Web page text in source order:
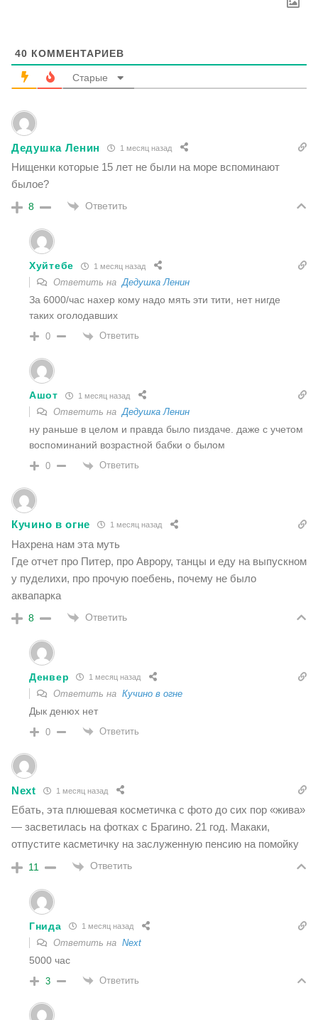
40 КОММЕНТАРИЕВ
Старые
Дедушка Ленин 1 месяц назад
Нищенки которые 15 лет не были на море вспоминают
былое?
8 Ответить
Хуйтебе 1 месяц назад
Ответить наДедушка Ленин
За 6000/час нахер кому надо мять эти тити, нет нигде
таких оголодавших
0 Ответить
Ашот 1 месяц назад
Ответить наДедушка Ленин
ну раньше в целом и правда было пиздаче. даже с учетом
воспоминаний возрастной бабки о былом
0 Ответить
Кучино в огне 1 месяц назад
Нахрена нам эта муть
Где отчет про Питер, про Аврору, танцы и еду на выпускном
у пуделихи, про прочую поебень, почему не было
аквапарка
8 Ответить
Денвер 1 месяц назад
Ответить на Кучино в огне
Дык денюх нет
0 Ответить
Neхt 1 месяц назад
Ебать, эта плюшевая косметичка с фото до сих пор «жива»
— засветилась на фотках с Брагино. 21 год. Макаки,
отпустите касметичку на заслуженную пенсию на помойку
11 Ответить
Гнида 1 месяц назад
Ответить на Neхt
5000 час
3 Ответить